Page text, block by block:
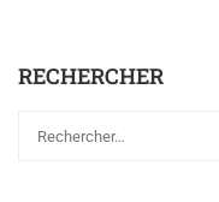
RECHERCHER